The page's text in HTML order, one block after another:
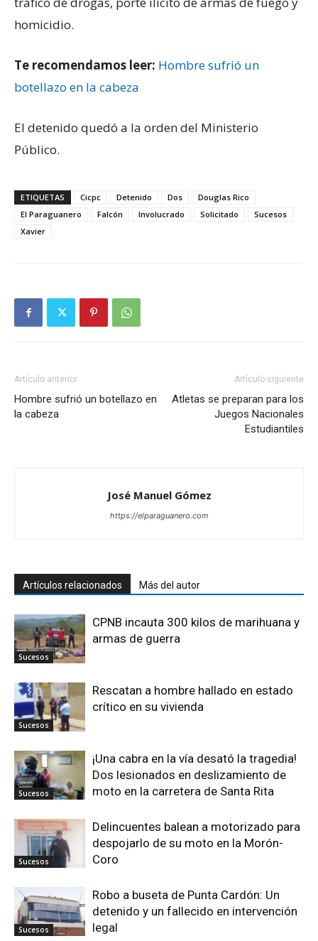
homicidio.
Te recomendamos leer: Hombre sufrió un
botellazo en la cabeza
El detenido quedó a la orden del Ministerio
Público.
ETIQUETAS Cicpc Detenido Dos
Douglas Rico
El Paraguanero
Falcón Involucrado Solicitado
Sucesos
Xavier
Artículo anterior
Hombre sufrió un botellazo en
la cabeza
Artículo siguiente
Atletas se preparan para los
Juegos Nacionales
Estudiantiles
José Manuel Gómez
https://elparaguanero.com
Artículos relacionados Más del autor
Sucesos
CPNB incauta 300 kilos de marihuana y
armas de guerra
Sucesos
Rescatan a hombre hallado en estado
crítico en su vivienda
Sucesos
¡Una cabra en la vía desató la tragedia!
Dos lesionados en deslizamiento de
moto en la carretera de Santa Rita
Sucesos
Delincuentes balean a motorizado para
despojarlo de su moto en la Morón-
Coro
Sucesos
Robo a buseta de Punta Cardón: Un
detenido y un fallecido en intervención
legal